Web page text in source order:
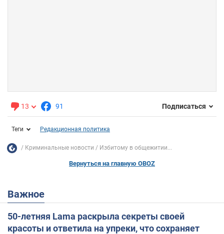
13 91 Подписаться
Теги Редакционная политика
Криминальные новости Избитому в общежитии...
Вернуться на главную OBOZ
Важное
50-летняя Lama раскрыла секреты своей
красоты и ответила на упреки, что сохраняет